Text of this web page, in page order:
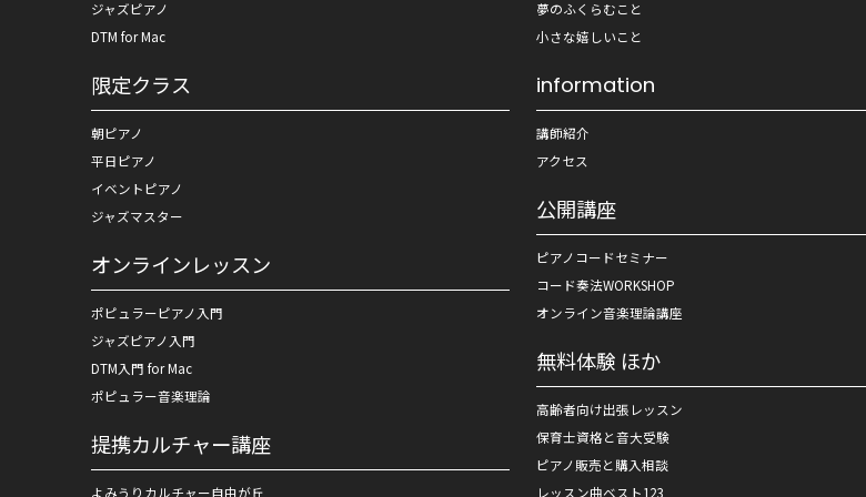
ジャズピアノ
DTM for Mac
限定クラス
朝ピアノ
平日ピアノ
イベントピアノ
ジャズマスター
オンラインレッスン
ポピュラーピアノ入門
ジャズピアノ入門
DTM入門 for Mac
ポピュラー音楽理論
提携カルチャー講座
よみうりカルチャー自由が丘
夢のふくらむこと
小さな嬉しいこと
information
講師紹介
アクセス
公開講座
ピアノコードセミナー
コード奏法WORKSHOP
オンライン音楽理論講座
無料体験 ほか
高齢者向け出張レッスン
保育士資格と音大受験
ピアノ販売と購入相談
レッスン曲ベスト123